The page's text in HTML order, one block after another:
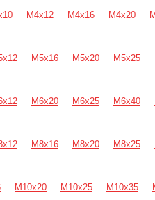
М4х12 М4х16 М4х20
М5х16 М5х20 М5х25
М6х20 М6х25 М6х40
М8х16 М8х20 М8х25
М10х20 М10х25 М10х35